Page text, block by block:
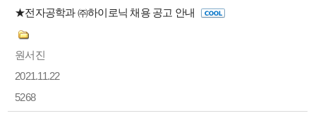
★전자공학과 ㈜하이로닉 채용 공고 안내
원서진
2021.11.22
5268